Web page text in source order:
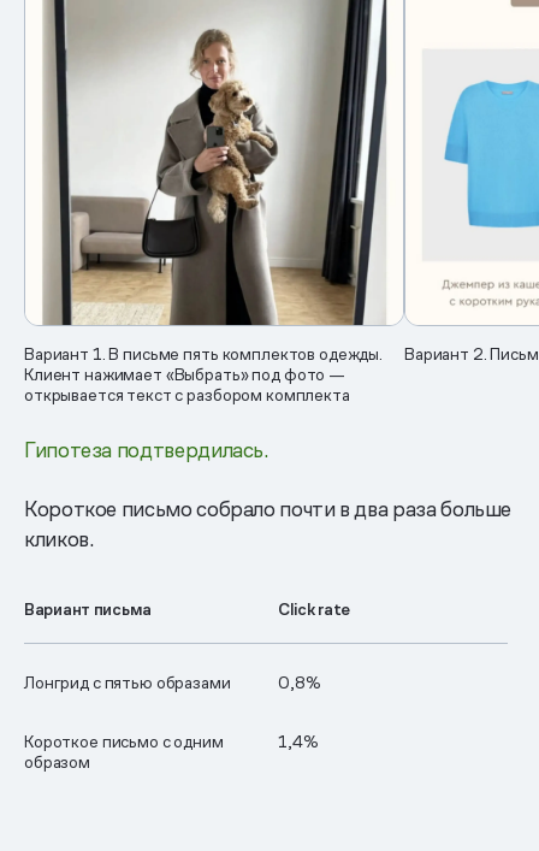
Вариант 1. В письме пять комплектов одежды.
Клиент нажимает «Выбрать» под фото —
открывается текст с разбором комплекта
Вариант 2.
Гипотеза подтвердилась.
Короткое письмо собрало почти в два раза больше
кликов.
Вариант письма Click rate
Лонгрид с пятью образами 0,8%
Короткое письмо с одним
образом
1,4%